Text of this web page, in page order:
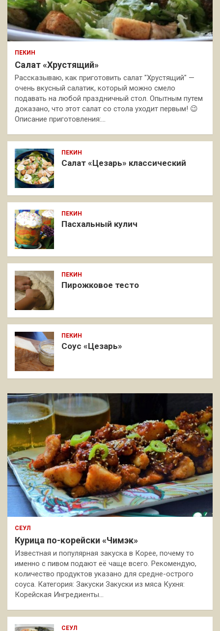
ПЕКИН
Салат «Хрустящий»
Рассказываю, как приготовить салат "Хрустящий" —
очень вкусный салатик, который можно смело
подавать на любой праздничный стол. Опытным путем
доказано, что этот салат со стола уходит первым! 😉
Описание приготовления:…
ПЕКИН
Салат «Цезарь» классический
ПЕКИН
Пасхальный кулич
ПЕКИН
Пирожковое тесто
ПЕКИН
Соус «Цезарь»
СЕУЛ
Курица по-корейски «Чимэк»
Известная и популярная закуска в Корее, почему то
именно с пивом подают её чаще всего. Рекомендую,
количество продуктов указано для средне-острого
соуса. Категория: Закуски Закуски из мяса Кухня:
Корейская Ингредиенты…
СЕУЛ